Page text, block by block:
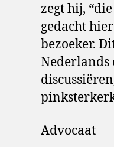
zegt hij,
gedacht
bezoeker.
Nederlands
Advocaat